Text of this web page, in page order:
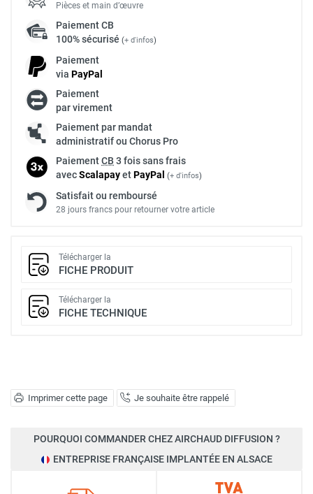
Imprimer cette page Je souhaite être rappelé
Pièces et main d’œuvre
PaiementCB
100% sécurisé (+ d'infos)
Paiement
via PayPal
Paiement
par virement
Paiement par mandat
administratif ou Chorus Pro
PaiementCB 3 fois sans frais
avecScalapayetPayPal (+ d'infos)
Satisfait ou remboursé
28 jours francs pour retourner votre article
Télécharger la
FICHE PRODUIT
Télécharger la
FICHE TECHNIQUE
POURQUOI COMMANDER CHEZ AIRCHAUD DIFFUSION ?
ENTREPRISE FRANÇAISE IMPLANTÉE EN ALSACE